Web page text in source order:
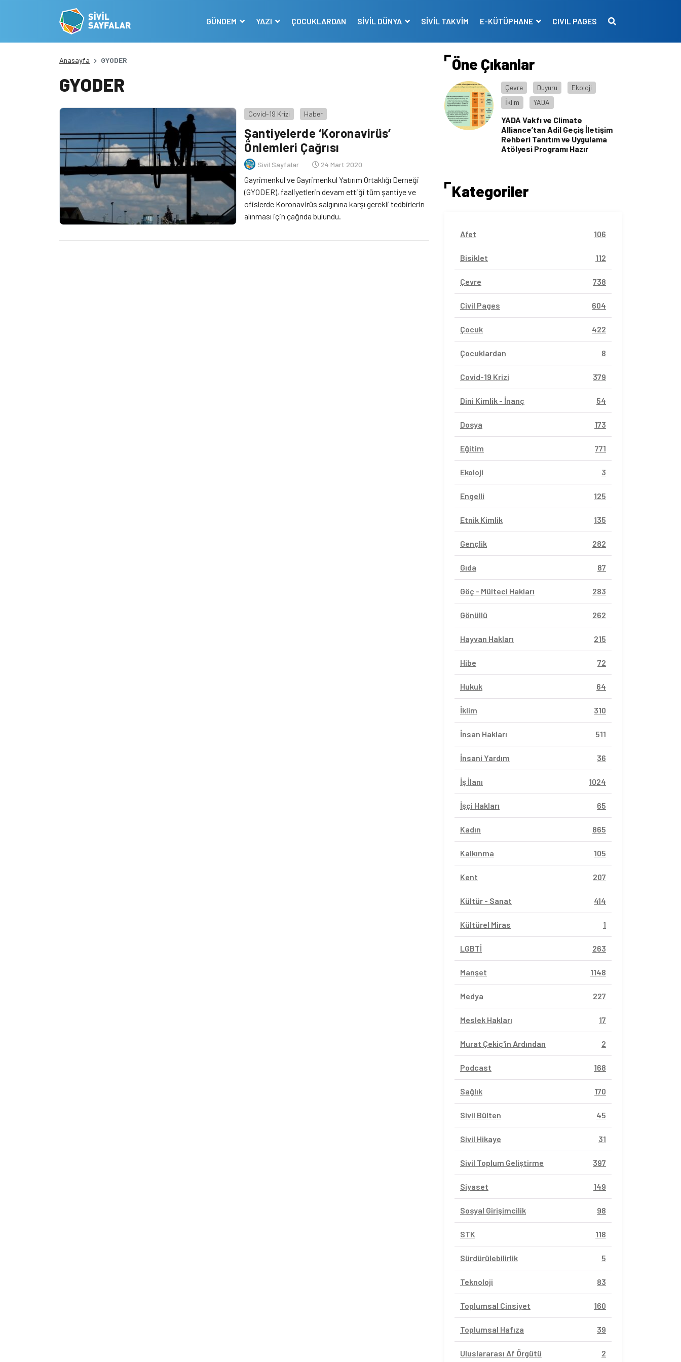
GÜNDEM YAZI ÇOCUKLARDAN SİVİL DÜNYA SİVİL TAKVİM E-KÜTÜPHANE CIVIL PAGES
Anasayfa GYODER
GYODER
Covid-19 Krizi Haber
Şantiyelerde ‘Koronavirüs’
Önlemleri Çağrısı
Sivil Sayfalar 24 Mart 2020
Gayrimenkul ve Gayrimenkul Yatırım Ortaklığı Derneği
(GYODER), faaliyetlerin devam ettiği tüm şantiye ve
ofislerde Koronavirüs salgınına karşı gerekli tedbirlerin
alınması için çağrıda bulundu.
Öne Çıkanlar
Çevre Duyuru
Ekoloji
İklim
YADA
YADA Vakfı ve Climate
Alliance’tan Adil Geçiş İletişim
Rehberi Tanıtım ve Uygulama
Atölyesi Programı Hazır
Kategoriler
Afet 106
Bisiklet 112
Çevre 738
Civil Pages 604
Çocuk 422
Çocuklardan 8
Covid-19 Krizi 379
Dini Kimlik - İnanç 54
Dosya 173
Eğitim 771
Ekoloji 3
Engelli 125
Etnik Kimlik 135
Gençlik 282
Gıda 87
Göç - Mülteci Hakları 283
Gönüllü 262
Hayvan Hakları 215
Hibe 72
Hukuk 64
İklim 310
İnsan Hakları 511
İnsani Yardım 36
İş İlanı 1024
İşçi Hakları 65
Kadın 865
Kalkınma 105
Kent 207
Kültür - Sanat 414
Kültürel Miras 1
LGBTİ 263
Manşet 1148
Medya 227
Meslek Hakları 17
Murat Çekiç'in Ardından 2
Podcast 168
Sağlık 170
Sivil Bülten 45
Sivil Hikaye 31
Sivil Toplum Geliştirme 397
Siyaset 149
Sosyal Girişimcilik 98
STK 118
Sürdürülebilirlik 5
Teknoloji 83
Toplumsal Cinsiyet 160
Toplumsal Hafıza 39
Uluslararası Af Örgütü 2